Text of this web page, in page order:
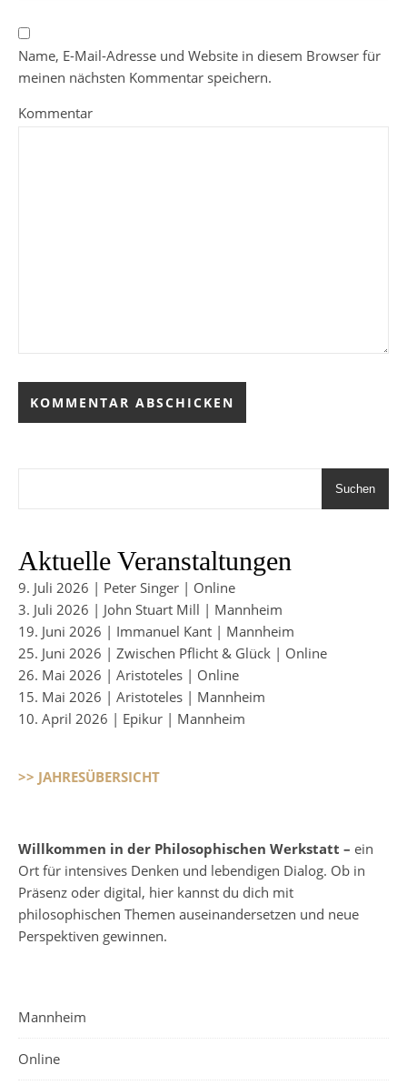
Name, E-Mail-Adresse und Website in diesem Browser für
meinen nächsten Kommentar speichern.
Kommentar
Suchen
Aktuelle Veranstaltungen
9. Juli 2026 | Peter Singer | Online
3. Juli 2026 | John Stuart Mill | Mannheim
19. Juni 2026 | Immanuel Kant | Mannheim
25. Juni 2026 | Zwischen Pflicht & Glück | Online
26. Mai 2026 | Aristoteles | Online
15. Mai 2026 | Aristoteles | Mannheim
10. April 2026 | Epikur | Mannheim
>> JAHRESÜBERSICHT
Willkommen in der Philosophischen Werkstatt – ein
Ort für intensives Denken und lebendigen Dialog. Ob in
Präsenz oder digital, hier kannst du dich mit
philosophischen Themen auseinandersetzen und neue
Perspektiven gewinnen.
Mannheim
Online